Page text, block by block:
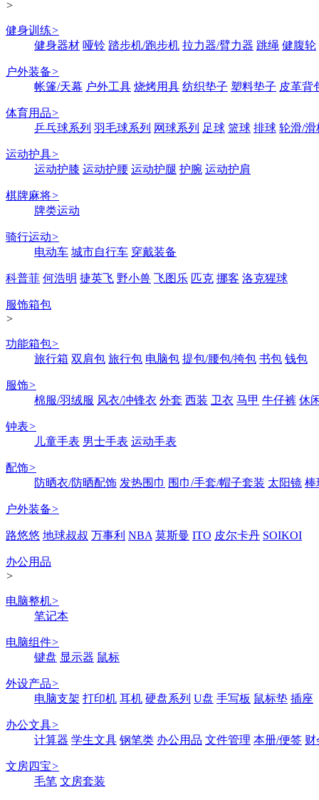
>
健身训练>
健身器材 哑铃 踏步机/跑步机 拉力器/臂力器 跳绳 健腹轮
户外装备>
帐篷/天幕 户外工具 烧烤用具 纺织垫子 塑料垫子 皮革背
体育用品>
乒乓球系列 羽毛球系列 网球系列 足球 篮球 排球 轮滑/滑
运动护具>
运动护膝 运动护腰 运动护腿 护腕 运动护肩
棋牌麻将>
牌类运动
骑行运动>
电动车 城市自行车 穿戴装备
科普菲 何浩明 捷英飞 野小兽 飞图乐 匹克 挪客 洛克猩球
服饰箱包
>
功能箱包>
旅行箱 双肩包 旅行包 电脑包 提包/腰包/挎包 书包 钱包
服饰>
棉服/羽绒服 风衣/冲锋衣 外套 西装 卫衣 马甲 牛仔裤 休
钟表>
儿童手表 男士手表 运动手表
配饰>
防晒衣/防晒配饰 发热围巾 围巾/手套/帽子套装 太阳镜 棒
户外装备>
路悠悠 地球叔叔 万事利 NBA 莫斯曼 ITO 皮尔卡丹 SOIKOI
办公用品
>
电脑整机>
笔记本
电脑组件>
键盘 显示器 鼠标
外设产品>
电脑支架 打印机 耳机 硬盘系列 U盘 手写板 鼠标垫 插座
办公文具>
计算器 学生文具 钢笔类 办公用品 文件管理 本册/便签 财
文房四宝>
毛笔 文房套装